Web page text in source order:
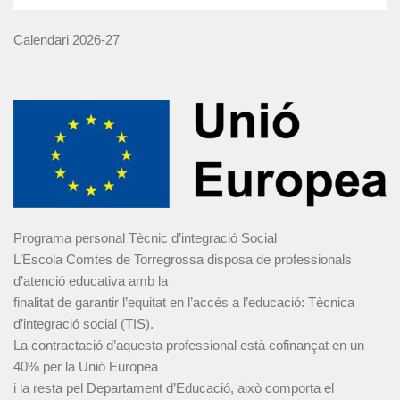
Calendari 2026-27
Programa personal Tècnic d’integració Social
L’Escola Comtes de Torregrossa disposa de professionals
d’atenció educativa amb la
finalitat de garantir l’equitat en l’accés a l’educació: Tècnica
d’integració social (TIS).
La contractació d’aquesta professional està cofinançat en un
40% per la Unió Europea
i la resta pel Departament d’Educació, això comporta el